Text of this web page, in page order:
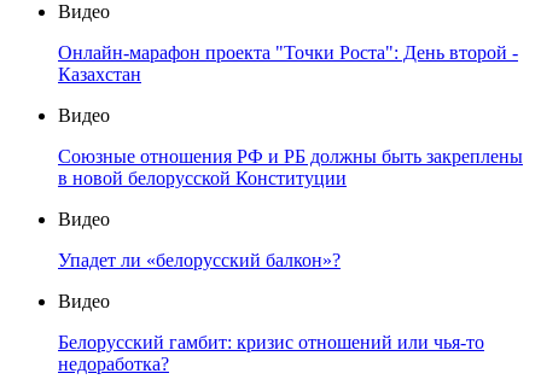
Видео
Онлайн-марафон проекта "Точки Роста": День второй -
Казахстан
Видео
Союзные отношения РФ и РБ должны быть закреплены
в новой белорусской Конституции
Видео
Упадет ли «белорусский балкон»?
Видео
Белорусский гамбит: кризис отношений или чья-то
недоработка?